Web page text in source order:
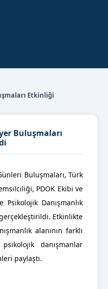
Etkinliği
Buluşmaları
Buluşmaları, Türk
PDOK Ekibi ve
Danışmanlık
Etkinlikte
alanının farklı
danışmanlar
paylaştı.